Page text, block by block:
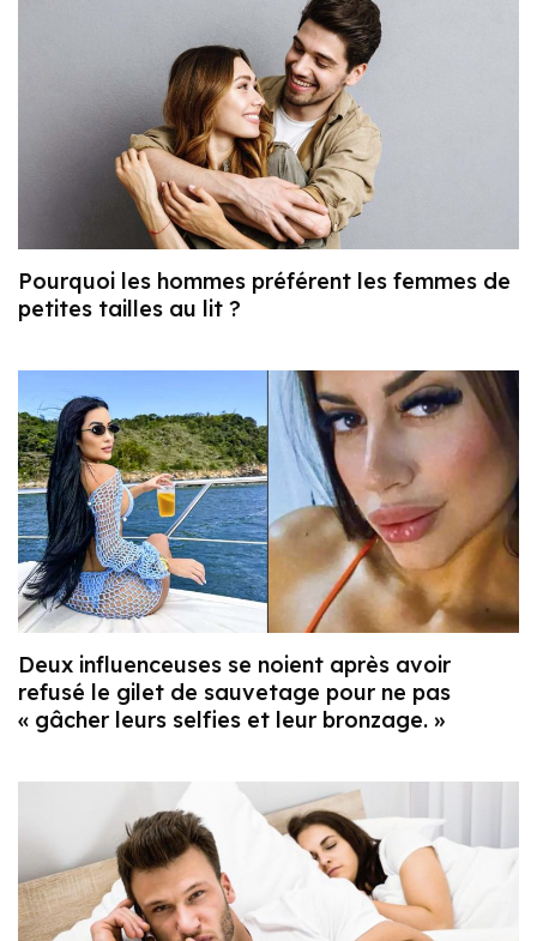
Pourquoi les hommes préférent les femmes de
petites tailles au lit ?
Deux influenceuses se noient après avoir
refusé le gilet de sauvetage pour ne pas
« gâcher leurs selfies et leur bronzage. »